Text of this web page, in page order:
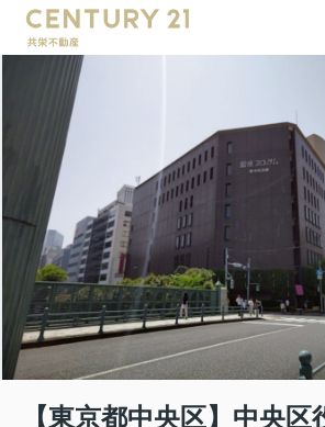
【東京都中央区】中央区